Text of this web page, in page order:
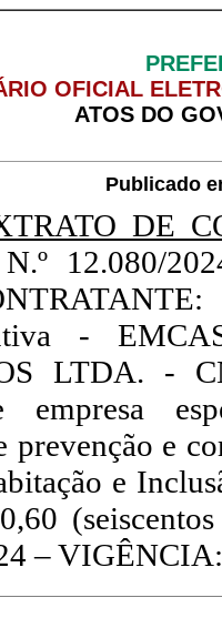
OFICIAL
ATOS DO
Publicado
DE
12.080/
-
LTDA. -
empresa
prevenção e
e
–